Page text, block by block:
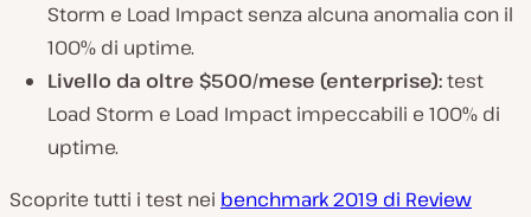
Storm e Load Impact senza alcuna anomalia con il
100% di uptime.
Livello da oltre $500/mese (enterprise):test
Load Storm e Load Impact impeccabili e 100% di
uptime.
Scoprite tutti i test nei benchmark 2019 di Review